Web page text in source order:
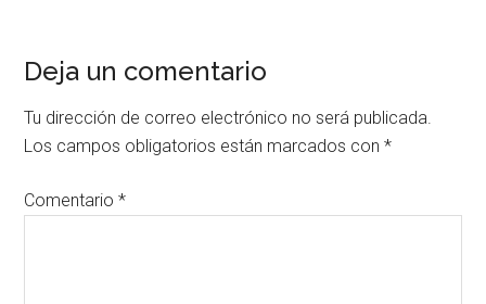
Deja un comentario
Tu dirección de correo electrónico no será publicada.
Los campos obligatorios están marcados con*
Comentario*